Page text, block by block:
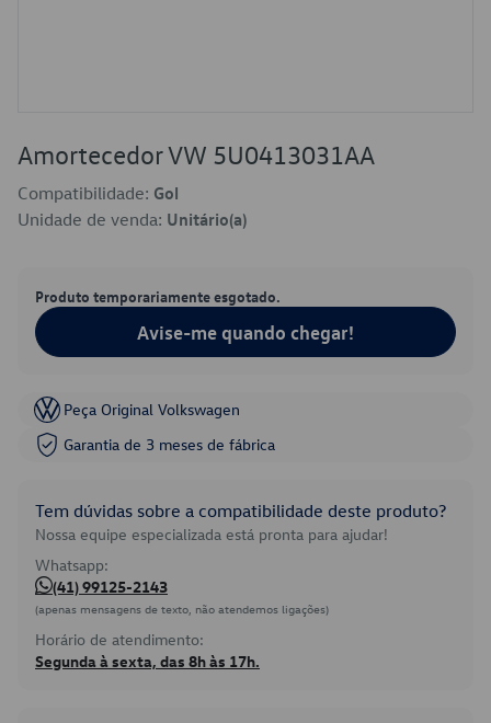
Amortecedor VW 5U0413031AA
Compatibilidade: Gol
Unidade de venda: Unitário(a)
Produto temporariamente esgotado.
Avise-me quando chegar!
Peça Original Volkswagen
Garantia de 3 meses de fábrica
Tem dúvidas sobre a compatibilidade deste produto?
Nossa equipe especializada está pronta para ajudar!
Whatsapp:
(41) 99125-2143
(apenas mensagens de texto, não atendemos ligações)
Horário de atendimento:
Segunda à sexta, das 8h às 17h.